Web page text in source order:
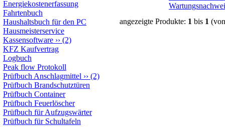
Energiekostenerfassung
Fahrtenbuch
Haushaltsbuch für den PC
Hausmeisterservice
Kassensoftware ›› (2)
KFZ Kaufvertrag
Logbuch
Peak flow Protokoll
Prüfbuch Anschlagmittel ›› (2)
Prüfbuch Brandschutztüren
Prüfbuch Container
Prüfbuch Feuerlöscher
Prüfbuch für Aufzugswärter
Prüfbuch für Schultafeln
angezeigte Produkte: 1 bis 1